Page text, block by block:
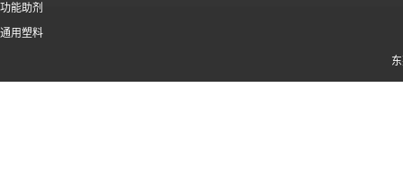
功能助剂
通用塑料